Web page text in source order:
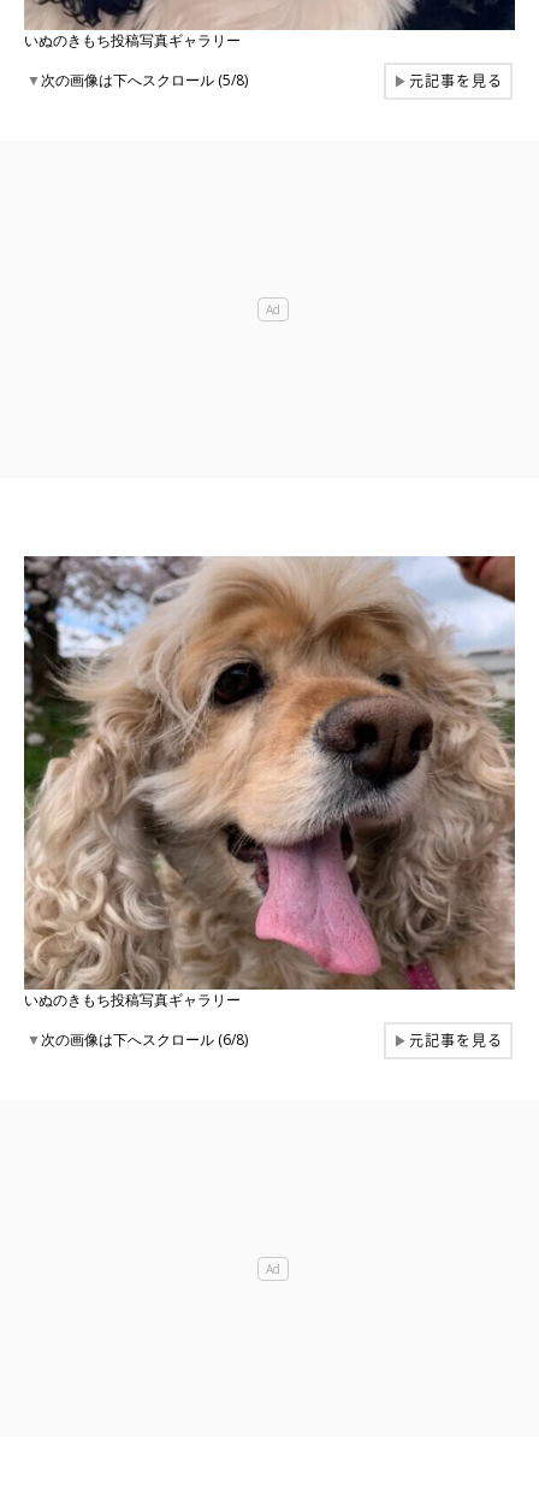
いぬのきもち投稿写真ギャラリー
▼次の画像は下へスクロール (5/8) ▶元記事を見る
いぬのきもち投稿写真ギャラリー
▼次の画像は下へスクロール (6/8) ▶元記事を見る